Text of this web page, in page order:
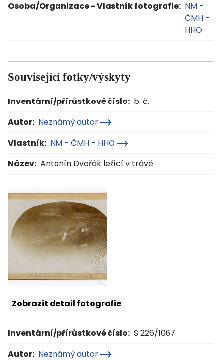
Osoba/Organizace - Vlastník fotografie: NM -
ČMH -
HHO
Související fotky/výskyty
Inventární/přírůstkové číslo: b. č.
Autor: Neznámý autor
Vlastník: NM - ČMH - HHO
Název: Antonín Dvořák ležící v trávě
Zobrazit detail fotografie
Inventární/přírůstkové číslo: S 226/1067
Autor: Neznámý autor